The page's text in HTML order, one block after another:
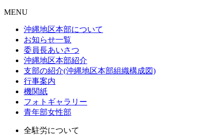
MENU
沖縄地区本部について
お知らせ一覧
委員長あいさつ
沖縄地区本部紹介
支部の紹介(沖縄地区本部組織構成図)
行事案内
機関紙
フォトギャラリー
青年部女性部
全駐労について